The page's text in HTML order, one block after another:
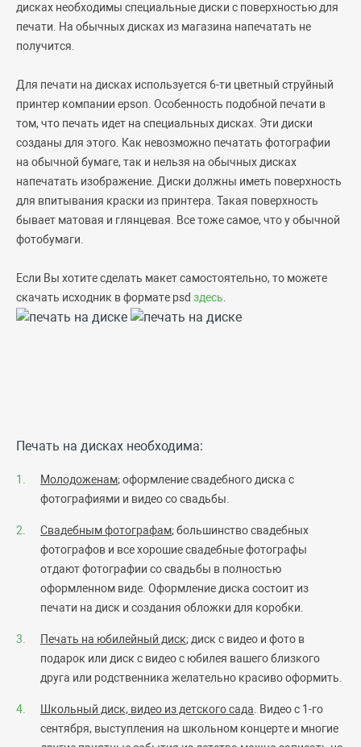
дисках необходимы специальные диски с поверхностью для
печати. На обычных дисках из магазина напечатать не
получится.
Для печати на дисках используется 6-ти цветный струйный
принтер компании epson. Особенность подобной печати в
том, что печать идет на специальных дисках. Эти диски
созданы для этого. Как невозможно печатать фотографии
на обычной бумаге, так и нельзя на обычных дисках
напечатать изображение. Диски должны иметь поверхность
для впитывания краски из принтера. Такая поверхность
бывает матовая и глянцевая. Все тоже самое, что у обычной
фотобумаги.
Если Вы хотите сделать макет самостоятельно, то можете
скачать исходник в формате psd здесь.
Печать на дисках необходима:
Молодоженам; оформление свадебного диска с
фотографиями и видео со свадьбы.
Свадебным фотографам; большинство свадебных
фотографов и все хорошие свадебные фотографы
отдают фотографии со свадьбы в полностью
оформленном виде. Оформление диска состоит из
печати на диск и создания обложки для коробки.
Печать на юбилейный диск; диск с видео и фото в
подарок или диск с видео с юбилея вашего близкого
друга или родственника желательно красиво оформить.
Школьный диск, видео из детского сада . Видео с 1-го
сентября, выступления на школьном концерте и многие